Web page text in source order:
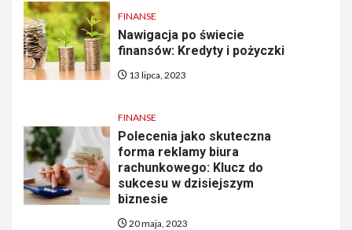
FINANSE
Nawigacja po świecie
finansów: Kredyty i pożyczki
13 lipca, 2023
FINANSE
Polecenia jako skuteczna
forma reklamy biura
rachunkowego: Klucz do
sukcesu w dzisiejszym
biznesie
20 maja, 2023